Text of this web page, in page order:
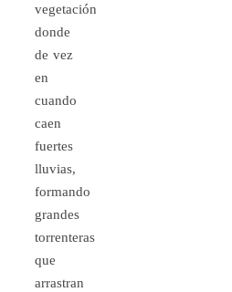
vegetación
donde
de vez
en
cuando
caen
fuertes
lluvias,
formando
grandes
torrenteras
que
arrastran